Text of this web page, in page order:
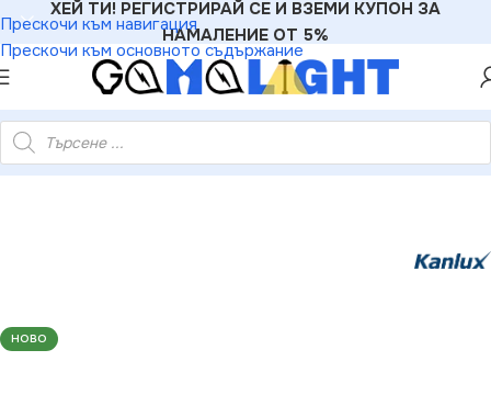
Прескочи към навигация
Прескочи към основното съдържание
ХЕЙ ТИ! РЕГИСТРИРАЙ СЕ И ВЗЕМИ КУПОН ЗА
НАМАЛЕНИЕ ОТ 5%
22145 Контролер за LED ленти CONTROLLER CCT 3V IP20
НОВО